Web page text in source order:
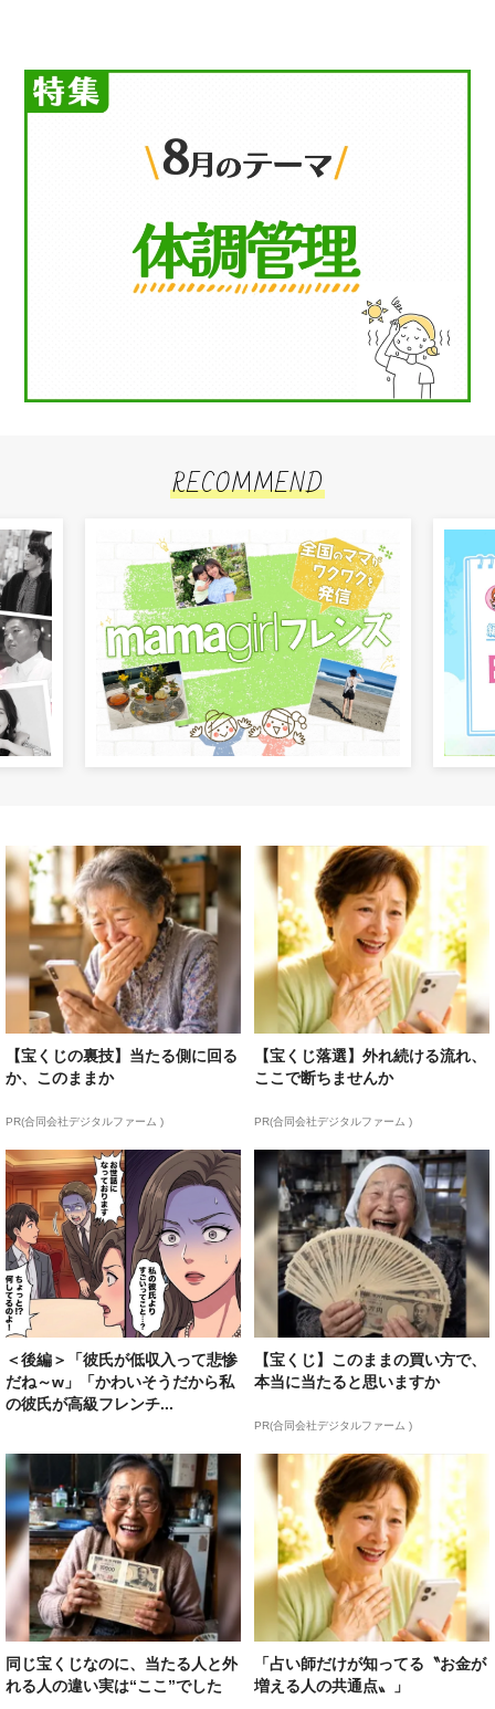
RECOMMEND
【宝くじの裏技】当たる側に回る
か、このままか
PR(合同会社デジタルファーム )
【宝くじ落選】外れ続ける流れ、
ここで断ちませんか
PR(合同会社デジタルファーム )
＜後編＞「彼氏が低収入って悲惨
だね～w」「かわいそうだから私
の彼氏が高級フレンチ...
【宝くじ】このままの買い方で、
本当に当たると思いますか
PR(合同会社デジタルファーム )
同じ宝くじなのに、当たる人と外
れる人の違い実は“ここ”でした
「占い師だけが知ってる〝お金が
増える人の共通点〟」